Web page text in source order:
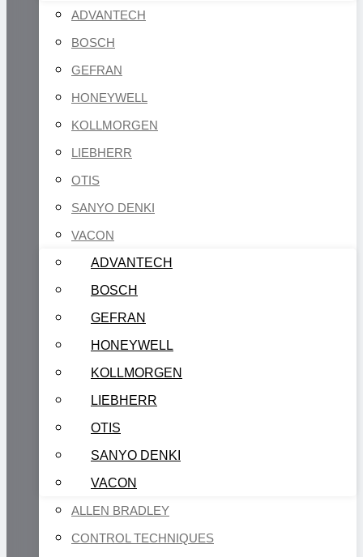
ADVANTECH
BOSCH
GEFRAN
HONEYWELL
KOLLMORGEN
LIEBHERR
OTIS
SANYO DENKI
VACON
ADVANTECH
BOSCH
GEFRAN
HONEYWELL
KOLLMORGEN
LIEBHERR
OTIS
SANYO DENKI
VACON
ALLEN BRADLEY
CONTROL TECHNIQUES